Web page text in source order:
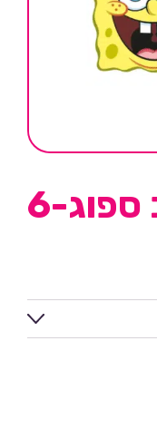
מסכות נייר בוב ספוג-6